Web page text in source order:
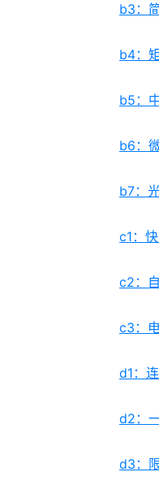
b3：
b4：
b5：
b6：
b7：
c1：
c2：
c3：
d1：
d2：
d3：